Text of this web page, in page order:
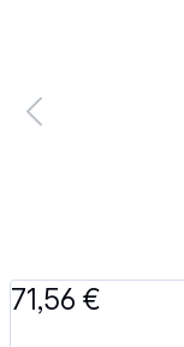
71,56 €